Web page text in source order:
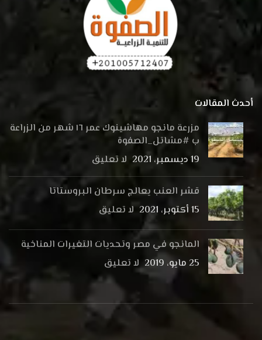
أحدث المقالات
مزرعة مانجو مهاشينوك عمر ١٦ شهر من الزراعة
ب #مشاتل_الصفوة
19 ديسمبر، 2021
لا تعليق
قشر العنب يعالج سرطان البروستاتا
15 أكتوبر، 2021
لا تعليق
المانجو في مصر وتحديات التغيرات المناخية
25 مايو، 2019
لا تعليق